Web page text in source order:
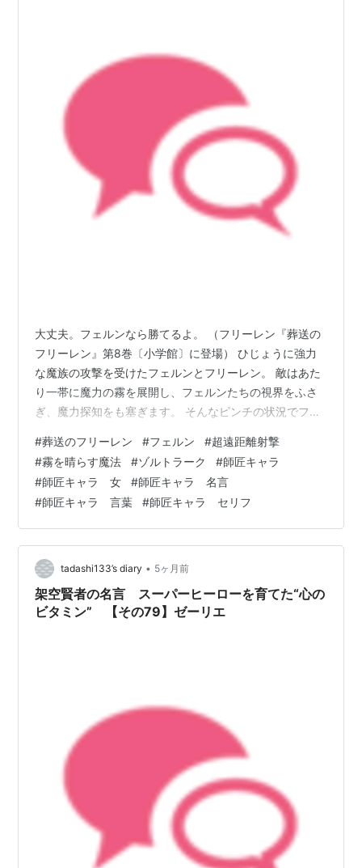
大丈夫。フェルンなら勝てるよ。 （フリーレン『葬送の
フリーレン』第8巻〔小学館〕に登場） ひじょうに強力
な魔族の攻撃を受けたフェルンとフリーレン。 敵はあた
り一帯に魔力の霧を展開し、フェルンたちの視界をふさ
ぎ、魔力探知をも塞ぎます。 そんなピンチの状況でフリ
います。 フリーレンの援護なしで、格上の相手と戦わね
ばならなくなってしまった…。 どうするフェルン！ 第73
話「遭遇戦」には、このような危機的状況が描かれてい
ます。 （この後、第75話「霧を晴らす魔法」のネタバレ
です） 追い詰められた状況でフェルンは、敵からは攻撃
魔法の弾道を予測できない高高…
#葬送のフリーレン #フェルン #超遠距離射撃
#霧を晴らす魔法 #ゾルトラーク #師匠キャラ
#師匠キャラ 女 #師匠キャラ 名言
#師匠キャラ 言葉 #師匠キャラ セリフ
tadashi133’s diary • 5ヶ月前
架空賢者の名言 スーパーヒーローを育てた“心の
ビタミン” 【その79】ゼーリエ